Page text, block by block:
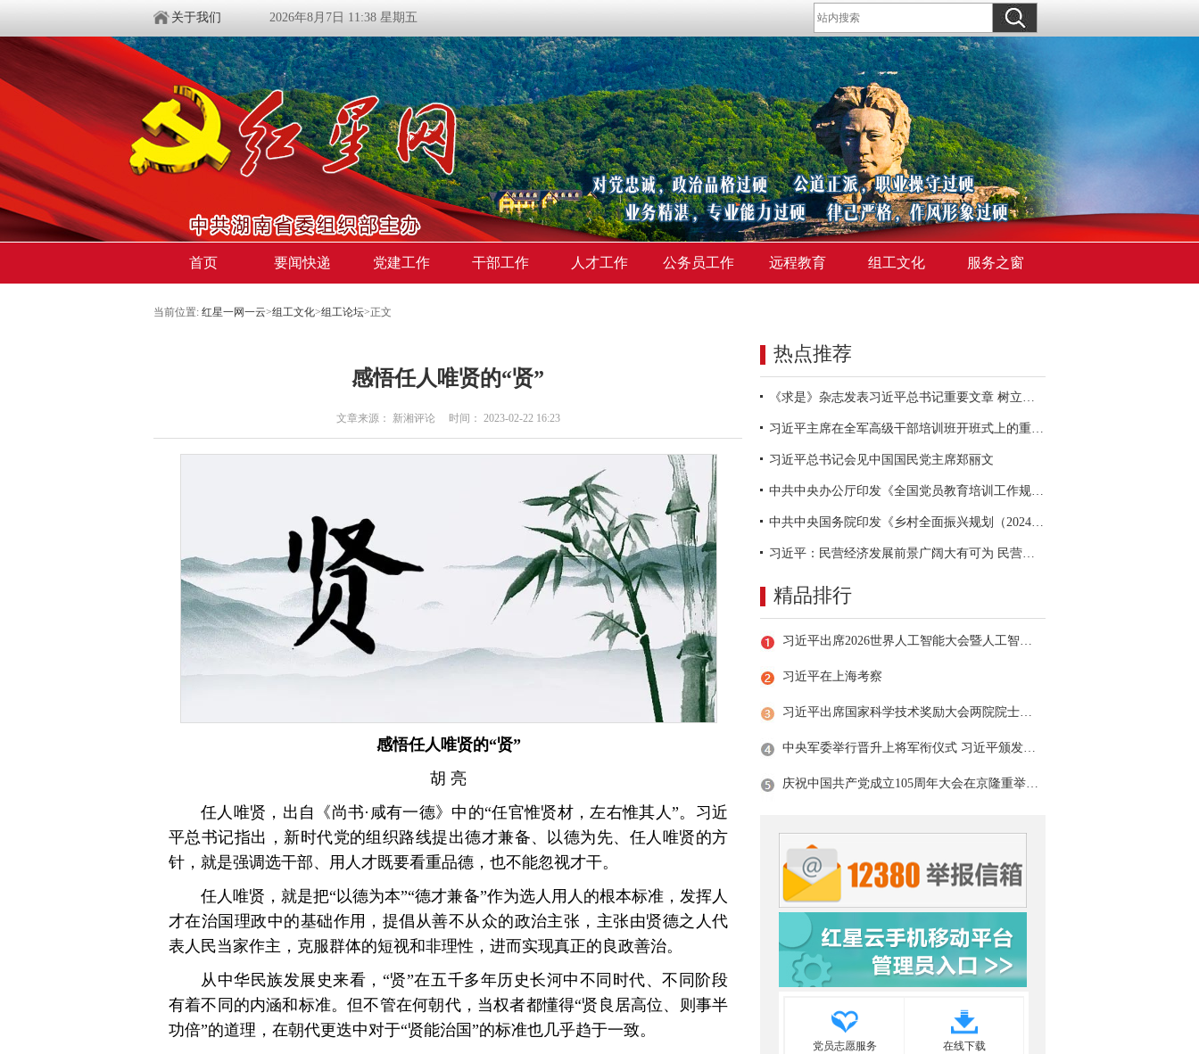
关于我们 2026年8月7日 11:38 星期五
首页 要闻快递 党建工作 干部工作 人才工作 公务员工作 远程教育 组工文化 服务之窗
当前位置: 红星一网一云>组工文化>组工论坛>正文
感悟任人唯贤的“贤”
文章来源： 新湘评论 时间： 2023-02-22 16:23
感悟任人唯贤的“贤”
胡 亮
任人唯贤，出自《尚书·咸有一德》中的“任官惟贤材，左右惟其人”。习近
平总书记指出，新时代党的组织路线提出德才兼备、以德为先、任人唯贤的方
针，就是强调选干部、用人才既要看重品德，也不能忽视才干。
任人唯贤，就是把“以德为本”“德才兼备”作为选人用人的根本标准，发挥人
才在治国理政中的基础作用，提倡从善不从众的政治主张，主张由贤德之人代
表人民当家作主，克服群体的短视和非理性，进而实现真正的良政善治。
从中华民族发展史来看，“贤”在五千多年历史长河中不同时代、不同阶段
有着不同的内涵和标准。但不管在何朝代，当权者都懂得“贤良居高位、则事半
功倍”的道理，在朝代更迭中对于“贤能治国”的标准也几乎趋于一致。
热点推荐
《求是》杂志发表习近平总书记重要文章 树立和践行正确政绩观
习近平主席在全军高级干部培训班开班式上的重要讲话引领全军开展思想整风、深化政治整训
习近平总书记会见中国国民党主席郑丽文
中共中央办公厅印发《全国党员教育培训工作规划（2024－2028年）》
中共中央国务院印发《乡村全面振兴规划（2024—2027年）》
习近平：民营经济发展前景广阔大有可为 民营企业和民营企业家大显身手正当其时
精品排行
习近平出席2026世界人工智能大会暨人工智能全球治理高级别会议开幕式并发表主旨讲话
习近平在上海考察
习近平出席国家科学技术奖励大会两院院士大会中国科协第十一次全国代表大会并发表重要讲话
中央军委举行晋升上将军衔仪式 习近平颁发命令状并向晋衔的军官表示祝贺
庆祝中国共产党成立105周年大会在京隆重举行 习近平发表重要讲话
党员志愿服务 在线下载